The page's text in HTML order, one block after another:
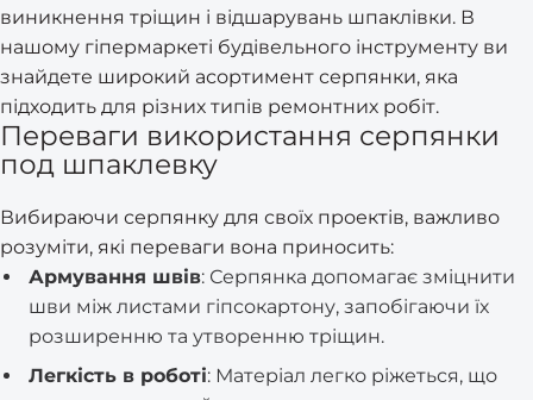
виникнення тріщин і відшарувань шпаклівки. В
нашому гіпермаркеті будівельного інструменту ви
знайдете широкий асортимент серпянки, яка
підходить для різних типів ремонтних робіт.
Переваги використання серпянки
под шпаклевку
Вибираючи серпянку для своїх проектів, важливо
розуміти, які переваги вона приносить:
Армування швів: Серпянка допомагає зміцнити
шви між листами гіпсокартону, запобігаючи їх
розширенню та утворенню тріщин.
Легкість в роботі: Матеріал легко ріжеться, що